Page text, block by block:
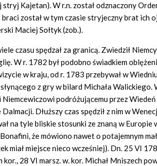
stryj Kajetan). W r.n. został odznaczony
braci został w tym czasie stryjeczny brat ich
Maciej Sołtyk (zob.).
czasu spędzał za granicą. Zwiedził
W r. 1782 był podobno świadkiem
w kraju, od r. 1783 przebywał w
z gry w bilard Michała
podróżującemu przez
Dłuższy czas spędził z nim w
na tyle bliskie stosunki ze znaną w Europie
że mówiono nawet o potajemnym
miał miejsce nieco wcześniej). Dn. 25 VI
28 VI marsz. w. kor. Michał Mniszech